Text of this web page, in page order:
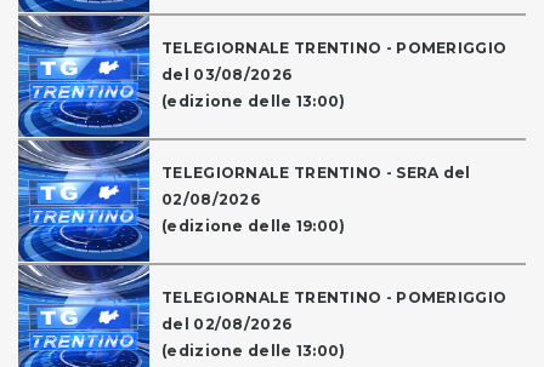
TELEGIORNALE TRENTINO - POMERIGGIO
del 03/08/2026
(edizione delle 13:00)
TELEGIORNALE TRENTINO - SERA del
02/08/2026
(edizione delle 19:00)
TELEGIORNALE TRENTINO - POMERIGGIO
del 02/08/2026
(edizione delle 13:00)